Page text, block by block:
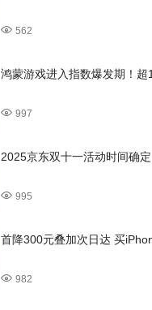
562
鸿蒙游戏进入指数爆发期！超
997
2025京东双十一活动时间确
995
首降300元叠加次日达 买
982